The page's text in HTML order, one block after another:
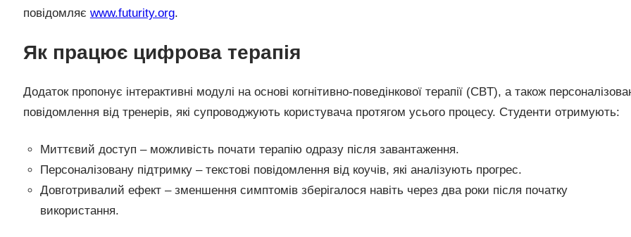
повідомляє www.futurity.org.
Як працює цифрова терапія
Додаток пропонує інтерактивні модулі на основі когнітивно-поведінкової терапії (CBT), а також
повідомлення від тренерів, які супроводжують користувача протягом усього процесу. Студенти отримують:
Миттєвий доступ – можливість почати терапію одразу після завантаження.
Персоналізовану підтримку – текстові повідомлення від коучів, які аналізують прогрес.
Довготривалий ефект – зменшення симптомів зберігалося навіть через два роки після початку
використання.